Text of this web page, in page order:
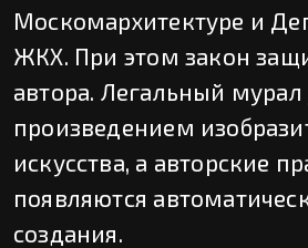
Москомархитектуре и
ЖКХ. При этом закон
автора. Легальный мурал
произведением
искусства, а авторские
появляются
создания.